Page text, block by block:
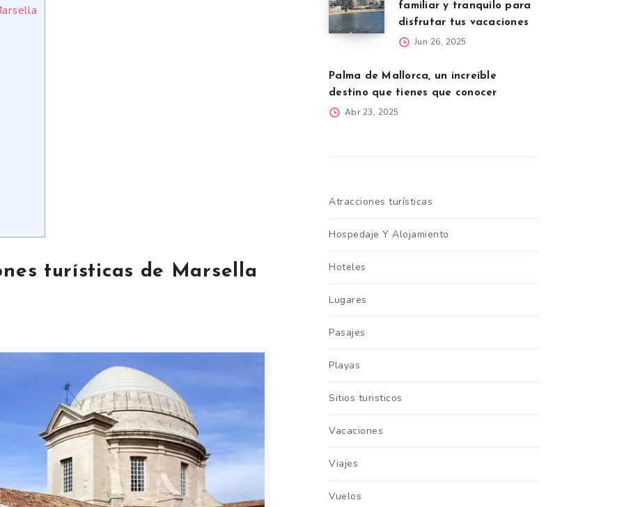
turísticas de Marsella
familiar y tranquilo para
disfrutar tus vacaciones
Jun 26, 2025
Palma de Mallorca, un increíble
destino que tienes que conocer
Abr 23, 2025
Atracciones turísticas
Hospedaje Y Alojamiento
Hoteles
Lugares
Pasajes
Playas
Sitios turisticos
Vacaciones
Viajes
Vuelos